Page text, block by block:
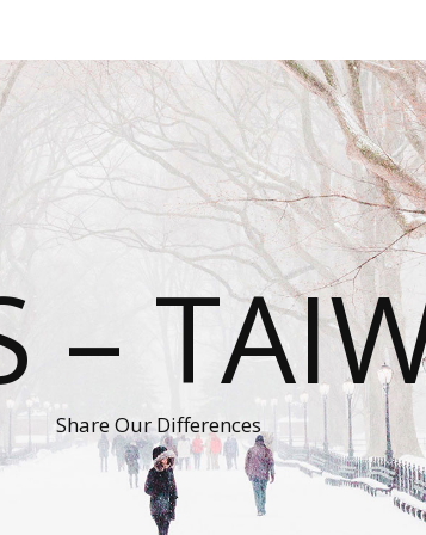
–
Share Our Differences